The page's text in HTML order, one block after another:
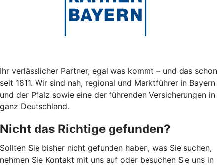
Ihr verlässlicher Partner, egal was kommt – und das schon
seit 1811. Wir sind nah, regional und Marktführer in Bayern
und der Pfalz sowie eine der führenden Versicherungen in
ganz Deutschland.
Nicht das Richtige gefunden?
Sollten Sie bisher nicht gefunden haben, was Sie suchen,
nehmen Sie Kontakt mit uns auf oder besuchen Sie uns in